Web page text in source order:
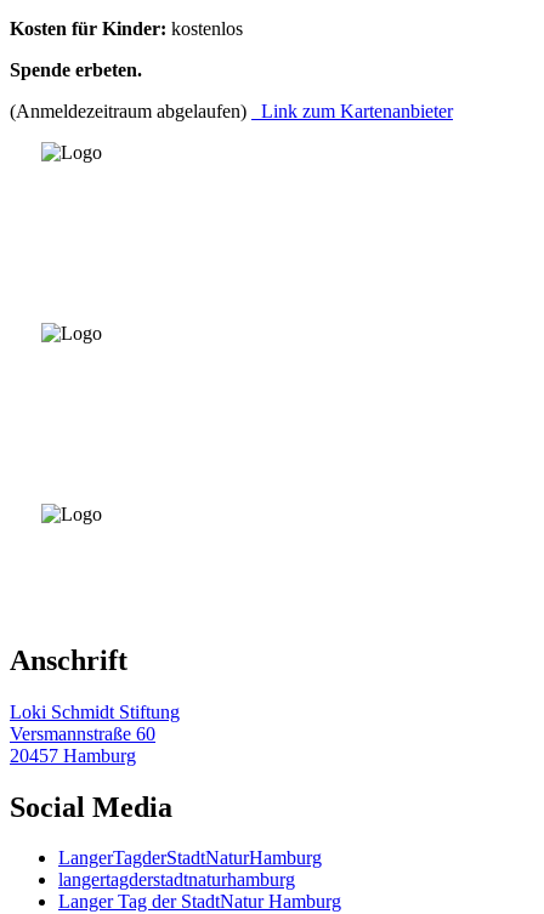
Kosten für Kinder: kostenlos
Spende erbeten.
(Anmeldezeitraum abgelaufen)
Link zum Kartenanbieter
Anschrift
Loki Schmidt Stiftung
Versmannstraße 60
20457 Hamburg
Social Media
LangerTagderStadtNaturHamburg
langertagderstadtnaturhamburg
Langer Tag der StadtNatur Hamburg